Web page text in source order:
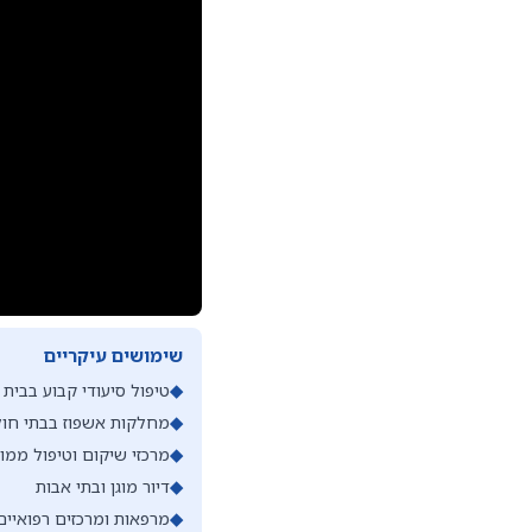
שימושים עיקריים
◆טיפול סיעודי קבוע בבית
◆מחלקות אשפוז בבתי
◆מרכזי שיקום וטיפול
◆דיור מוגן ובתי אבות
◆מרפאות ומרכזים